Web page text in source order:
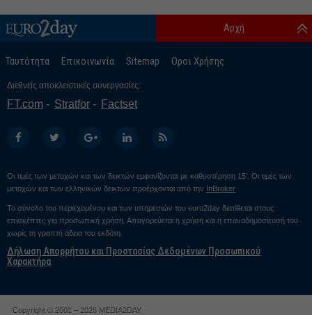
Ταυτότητα Επικοινωνία Sitemap Οροι Χρήσης
Αρχή
Διεθνείς αποκλειστικές συνεργασίες:
FT.com Stratfor Factset
Οι τιμές των μετοχών και των δεικτών εμφανίζονται με καθυστέρηση 15’. Οι τιμές των
μετοχών και των ελληνικών δεικτών προέρχονται από την InBroker
Το σύνολο του περιεχομένου και των υπηρεσιών του euro2day διατίθεται στους
επισκέπτες για προσωπική χρήση. Απαγορεύεται η χρήση και η επαναδημοσίευσή του
χωρίς τη γραπτή άδεια του εκδότη.
Δήλωση Απορρήτου και Προστασίας Δεδομένων Προσωπικού
Χαρακτήρα
Copyright © 2001 – 2026 MEDIA2DAY